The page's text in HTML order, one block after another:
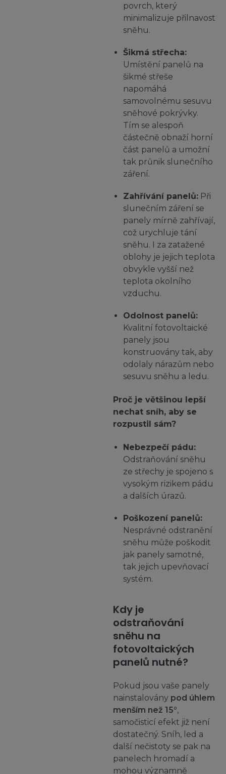
povrch, který
minimalizuje přilnavost
sněhu.
Šikmá střecha:
Umístění panelů na
šikmé střeše
napomáhá
samovolnému sesuvu
sněhové pokrývky.
Tím se alespoň
částečně obnaží horní
část panelů a umožní
tak průnik slunečního
záření.
Zahřívání panelů: Při
slunečním záření se
panely mírně zahřívají,
což urychluje tání
sněhu. I za zatažené
oblohy je jejich teplota
obvykle vyšší než
teplota okolního
vzduchu.
Odolnost panelů:
Kvalitní fotovoltaické
panely jsou
konstruovány tak, aby
odolaly nárazům nebo
sesuvu sněhu a ledu.
Proč je většinou lepší
nechat sníh, aby se
rozpustil sám?
Nebezpečí pádu:
Odstraňování sněhu
ze střechy je spojeno s
vysokým rizikem pádu
a dalších úrazů.
Poškození panelů:
Nesprávné odstranění
sněhu může poškodit
jak panely samotné,
tak jejich upevňovací
systém.
Kdy je
odstraňování
sněhu na
fotovoltaických
panelů nutné?
Pokud jsou vaše panely
nainstalovány pod úhlem
menším než 15°,
samočisticí efekt již není
dostatečný. Sníh, led a
další nečistoty se pak na
panelech hromadí a
mohou významně